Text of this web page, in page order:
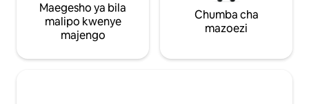
Maegesho ya bila
malipo kwenye
majengo
Chumba cha
mazoezi